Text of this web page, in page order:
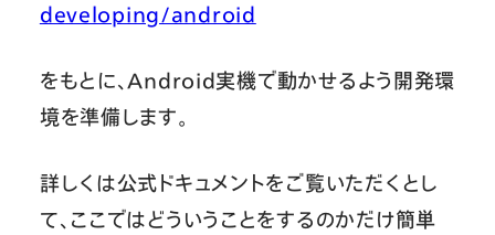
developing/android
をもとに、Android実機で動かせるよう開発環
境を準備します。
詳しくは公式ドキュメントをご覧いただくとし
て、ここではどういうことをするのかだけ簡単